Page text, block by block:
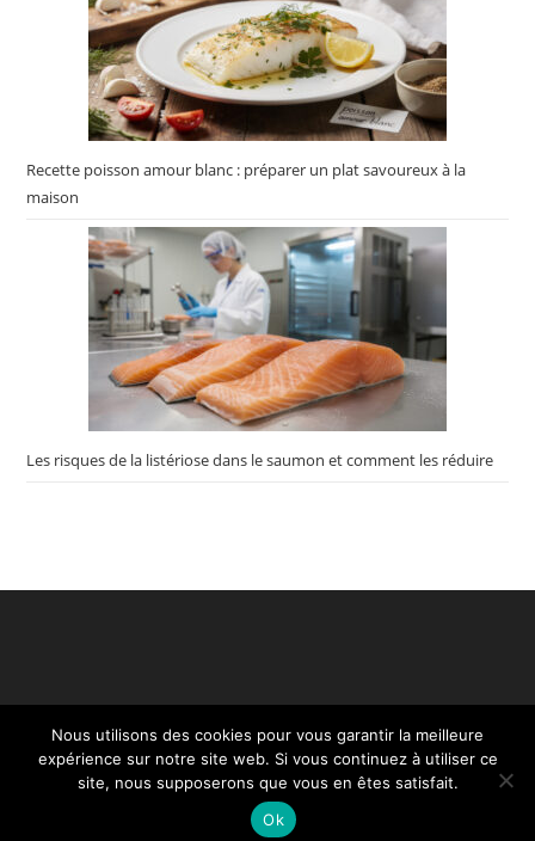
Recette poisson amour blanc : préparer un plat savoureux à la
maison
Les risques de la listériose dans le saumon et comment les réduire
Création Restaurant - Copyright ©2020. Tous droits réservés.
Nous utilisons des cookies pour vous garantir la meilleure
expérience sur notre site web. Si vous continuez à utiliser ce
site, nous supposerons que vous en êtes satisfait.
Ok